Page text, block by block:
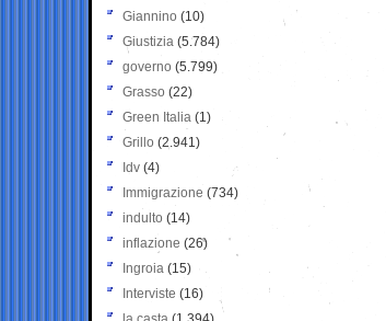
Giannino (10)
Giustizia (5.784)
governo (5.799)
Grasso (22)
Green Italia (1)
Grillo (2.941)
Idv (4)
Immigrazione (734)
indulto (14)
inflazione (26)
Ingroia (15)
Interviste (16)